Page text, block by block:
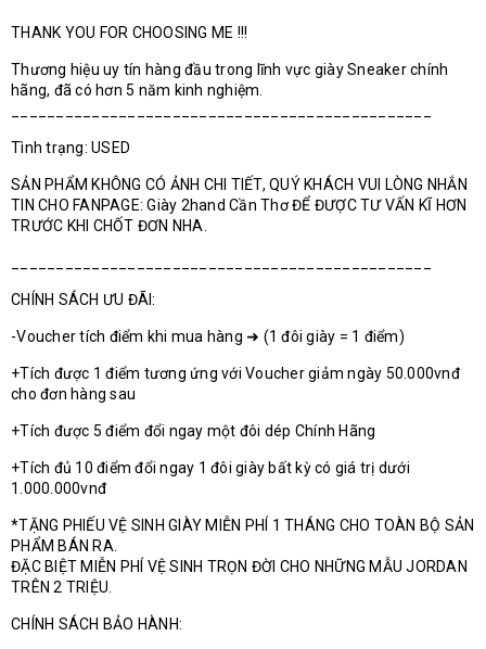
THANK YOU FOR CHOOSING ME !!!
Thương hiệu uy tín hàng đầu trong lĩnh vực giày Sneaker chính
hãng, đã có hơn 5 năm kinh nghiệm.
Tình trạng: USED
SẢN PHẨM KHÔNG CÓ ẢNH CHI TIẾT, QUÝ KHÁCH VUI LÒNG NHẮN
TIN CHO FANPAGE: Giày 2hand Cần Thơ ĐỂ ĐƯỢC TƯ VẤN KĨ HƠN
TRƯỚC KHI CHỐT ĐƠN NHA.
CHÍNH SÁCH ƯU ĐÃI:
-Voucher tích điểm khi mua hàng ➜ (1 đôi giày = 1 điểm)
+Tích được 1 điểm tương ứng với Voucher giảm ngày 50.000vnđ
cho đơn hàng sau
+Tích được 5 điểm đổi ngay một đôi dép Chính Hãng
+Tích đủ 10 điểm đổi ngay 1 đôi giày bất kỳ có giá trị dưới
1.000.000vnđ
*TẶNG PHIẾU VỆ SINH GIÀY MIỄN PHÍ 1 THÁNG CHO TOÀN BỘ SẢN
PHẨM BÁN RA.
ĐẶC BIỆT MIỄN PHÍ VỆ SINH TRỌN ĐỜI CHO NHỮNG MẪU JORDAN
TRÊN 2 TRIỆU.
CHÍNH SÁCH BẢO HÀNH: